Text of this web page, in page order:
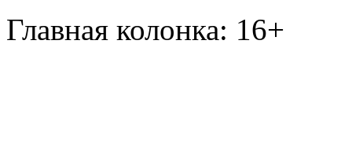
Главная колонка: 16+